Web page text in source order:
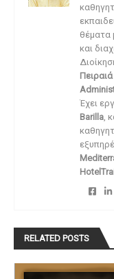
θέματα
και
Πειραιά
Έχει
Barilla,
RELATED POSTS